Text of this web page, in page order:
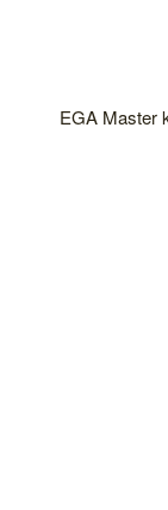
EGA Master